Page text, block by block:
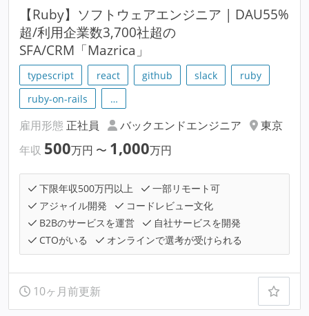
【Ruby】ソフトウェアエンジニア | DAU55%
超/利用企業数3,700社超の
SFA/CRM「Mazrica」
typescript react github slack
ruby
ruby-on-rails
…
雇用形態 正社員 バックエンドエンジニア
東京
年収 500万円 〜 1,000万円
下限年収500万円以上
一部リモート可
アジャイル開発
コードレビュー文化
B2Bのサービスを運営
自社サービスを開発
CTOがいる
オンラインで選考が受けられる
10ヶ月前更新